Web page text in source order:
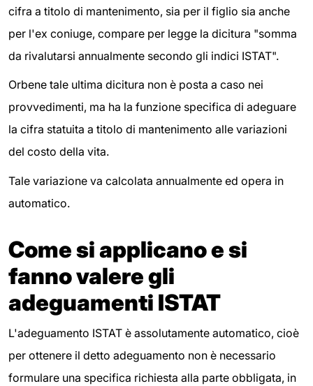
cifra a titolo di mantenimento, sia per il figlio sia anche
per l'ex coniuge, compare per legge la dicitura "somma
da rivalutarsi annualmente secondo gli indici ISTAT".
Orbene tale ultima dicitura non è posta a caso nei
provvedimenti, ma ha la funzione specifica di adeguare
la cifra statuita a titolo di mantenimento alle variazioni
del costo della vita.
Tale variazione va calcolata annualmente ed opera in
automatico.
Come si applicano e si
fanno valere gli
adeguamenti ISTAT
L'adeguamento ISTAT è assolutamente automatico, cioè
per ottenere il detto adeguamento non è necessario
formulare una specifica richiesta alla parte obbligata, in